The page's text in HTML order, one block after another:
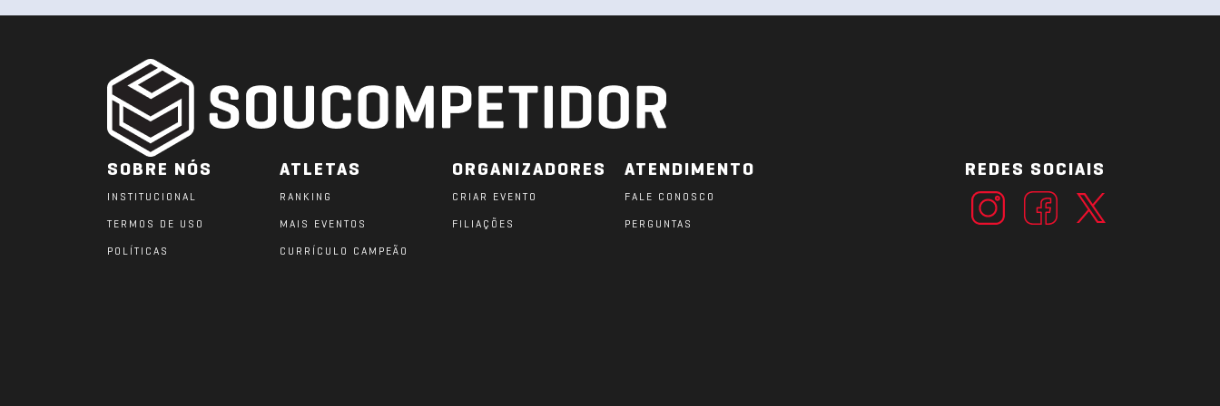
SOBRE NÓS
INSTITUCIONAL
TERMOS DE USO
POLÍTICAS
ATLETAS
RANKING
MAIS EVENTOS
CURRÍCULO CAMPEÃO
ORGANIZADORES
CRIAR EVENTO
FILIAÇÕES
ATENDIMENTO
FALE CONOSCO
PERGUNTAS
REDES SOCIAIS